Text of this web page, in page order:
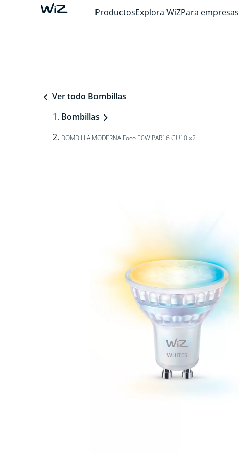
ProductosExplora WiZPara empresas
Ver todo Bombillas
Bombillas
BOMBILLA MODERNA Foco 50W PAR16 GU10 x2